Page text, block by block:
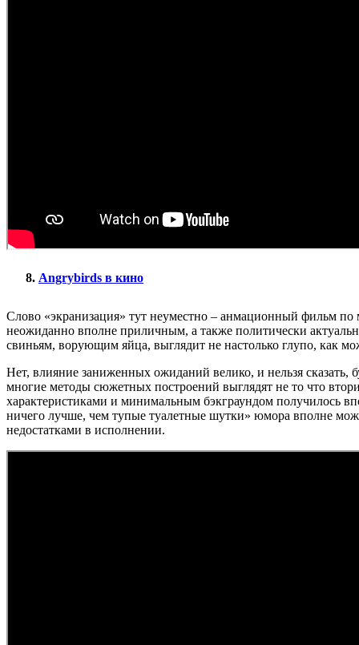
Angrybirds в кино
Слово «экранизация» тут неуместно – анмационный фильм
неожиданно вполне приличным, а также политически
свиньям, ворующим яйца, выглядит не настолько глупо, как
Нет, влияние заниженных ожиданий велико, и нельзя сказать,
многие методы сюжетных построений выглядят не то что
характеристиками и минимальным бэкграундом получилось
ничего лучше, чем тупые туалетные шутки» юмора вполне
недостатками в исполнении.